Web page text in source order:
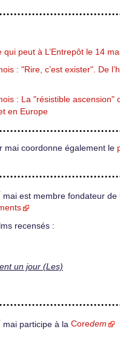
qui peut à L’Entrepôt le 14
: "Rire, c’est exister". De
: La "résistible ascension"
en Europe
mai coordonne également le
mai est membre fondateur de
recensés :
un jour (Les)
mai participe à la Coredem